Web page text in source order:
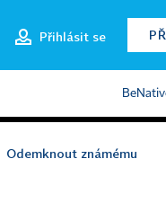
Přihlásit se
Odemknout známému